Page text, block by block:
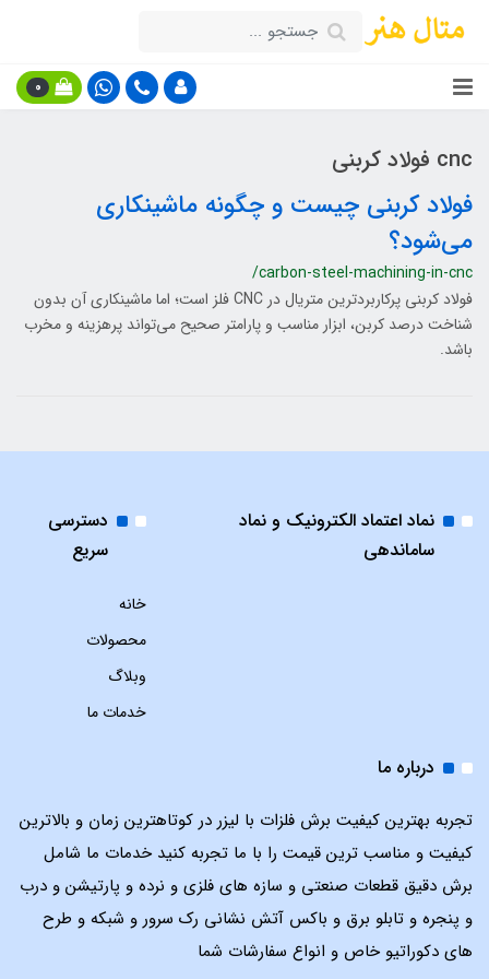
0
cnc فولاد کربنی
فولاد کربنی چیست و چگونه ماشینکاری
می‌شود؟
/carbon-steel-machining-in-cnc
فولاد کربنی پرکاربردترین متریال در CNC فلز است؛ اما ماشینکاری آن بدون
شناخت درصد کربن، ابزار مناسب و پارامتر صحیح می‌تواند پرهزینه و مخرب
باشد.
نماد اعتماد الکترونیک و نماد
ساماندهی
دسترسی
سریع
خانه
محصولات
وبلاگ
خدمات ما
درباره ما
تجربه بهترین کیفیت برش فلزات با لیزر در کوتاهترین زمان و بالاترین
کیفیت و مناسب ترین قیمت را با ما تجربه کنید خدمات ما شامل
برش دقیق قطعات صنعتی و سازه های فلزی و نرده و پارتیشن و درب
و پنجره و تابلو برق و باکس آتش نشانی رک سرور و شبکه و طرح
های دکوراتیو خاص و انواع سفارشات شما